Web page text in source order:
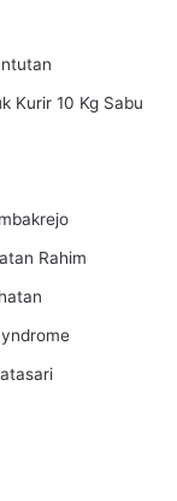
Kurir 10 Kg Sabu
Rahim